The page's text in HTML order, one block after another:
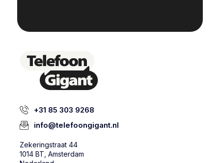
+31 85 303 9268
info@telefoongigant.nl
Zekeringstraat 44
1014 BT, Amsterdam